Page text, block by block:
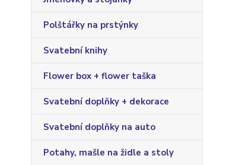
Polštářky na prstýnky
Svatební knihy
Flower box + flower taška
Svatební doplňky + dekorace
Svatební doplňky na auto
Potahy, mašle na židle a stoly